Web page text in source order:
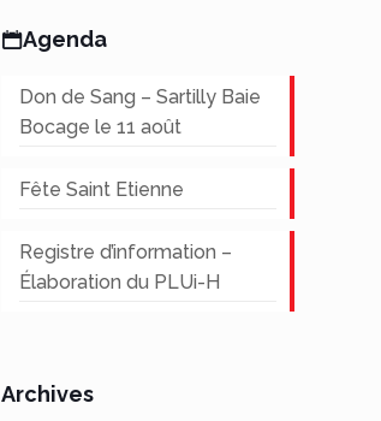
Agenda
Don de Sang – Sartilly Baie
Bocage le 11 août
Fête Saint Etienne
Registre d’information –
Élaboration du PLUi-H
Archives